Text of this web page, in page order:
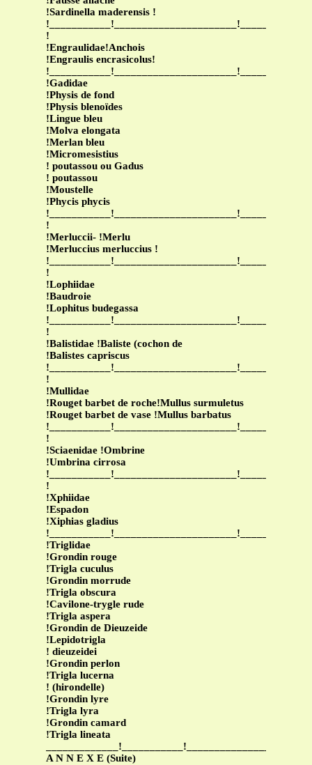
!Sardinella maderensis !
!
!Engraulidae!Anchois
!Engraulis encrasicolus!
!Gadidae
!Physis de fond
!Physis blenoïdes
!Lingue bleu
!Molva elongata
!Merlan bleu
!Micromesistius
! poutassou ou Gadus
! poutassou
!Moustelle
!Phycis phycis
!
!Merluccii- !Merlu
!Merluccius merluccius !
!
!Lophiidae
!Baudroie
!Lophitus budegassa
!
!Balistidae !Baliste (cochon de
!Balistes capriscus
!
!Mullidae
!Rouget barbet de roche!Mullus surmuletus
!Rouget barbet de vase !Mullus barbatus
!
!Sciaenidae !Ombrine
!Umbrina cirrosa
!
!Xphiidae
!Espadon
!Xiphias gladius
!Triglidae
!Grondin rouge
!Trigla cuculus
!Grondin morrude
!Trigla obscura
!Cavilone-trygle rude
!Trigla aspera
!Grondin de Dieuzeide
!Lepidotrigla
! dieuzeidei
!Grondin perlon
!Trigla lucerna
! (hirondelle)
!Grondin lyre
!Trigla lyra
!Grondin camard
!Trigla lineata
A N N E X E (Suite)